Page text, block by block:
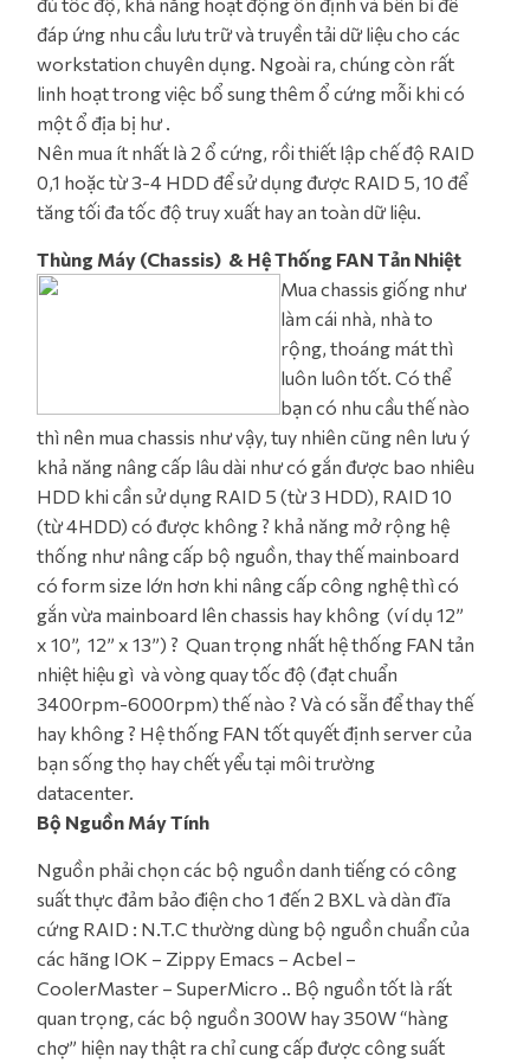
đáp ứng nhu cầu lưu trữ và truyền tải dữ liệu cho các
workstation chuyên dụng. Ngoài ra, chúng còn rất
linh hoạt trong việc bổ sung thêm ổ cứng mỗi khi có
một ổ địa bị hư .
Nên mua ít nhất là 2 ổ cứng, rồi thiết lập chế độ RAID
0,1 hoặc từ 3-4 HDD để sử dụng được RAID 5, 10 để
tăng tối đa tốc độ truy xuất hay an toàn dữ liệu.
Thùng Máy (Chassis) & Hệ Thống FAN Tản Nhiệt
Mua chassis giống như
làm cái nhà, nhà to
rộng, thoáng mát thì
luôn luôn tốt. Có thể
bạn có nhu cầu thế nào
thì nên mua chassis như vậy, tuy nhiên cũng nên lưu ý
khả năng nâng cấp lâu dài như có gắn được bao nhiêu
HDD khi cần sử dụng RAID 5 (từ 3 HDD), RAID 10
(từ 4HDD) có được không ? khả năng mở rộng hệ
thống như nâng cấp bộ nguồn, thay thế mainboard
có form size lớn hơn khi nâng cấp công nghệ thì có
gắn vừa mainboard lên chassis hay không (ví dụ 12”
x 10”, 12” x 13”) ? Quan trọng nhất hệ thống FAN tản
nhiệt hiệu gì và vòng quay tốc độ (đạt chuẩn
3400rpm-6000rpm) thế nào ? Và có sẵn để thay thế
hay không ? Hệ thống FAN tốt quyết định server của
bạn sống thọ hay chết yểu tại môi trường
datacenter.
Bộ Nguồn Máy Tính
Nguồn phải chọn các bộ nguồn danh tiếng có công
suất thực đảm bảo điện cho 1 đến 2 BXL và dàn đĩa
cứng RAID : N.T.C thường dùng bộ nguồn chuẩn của
các hãng IOK – Zippy Emacs – Acbel –
CoolerMaster – SuperMicro .. Bộ nguồn tốt là rất
quan trọng, các bộ nguồn 300W hay 350W “hàng
chợ” hiện nay thật ra chỉ cung cấp được công suất